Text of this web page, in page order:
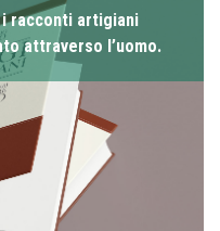
i racconti artigiani
attraverso l’uomo.